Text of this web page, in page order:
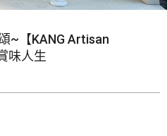
~【KANG Artisan
味人生